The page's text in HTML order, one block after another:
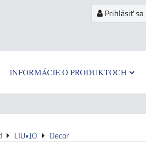
Prihlásiť sa
INFORMÁCIE O PRODUKTOCH
LIU•JO Decor